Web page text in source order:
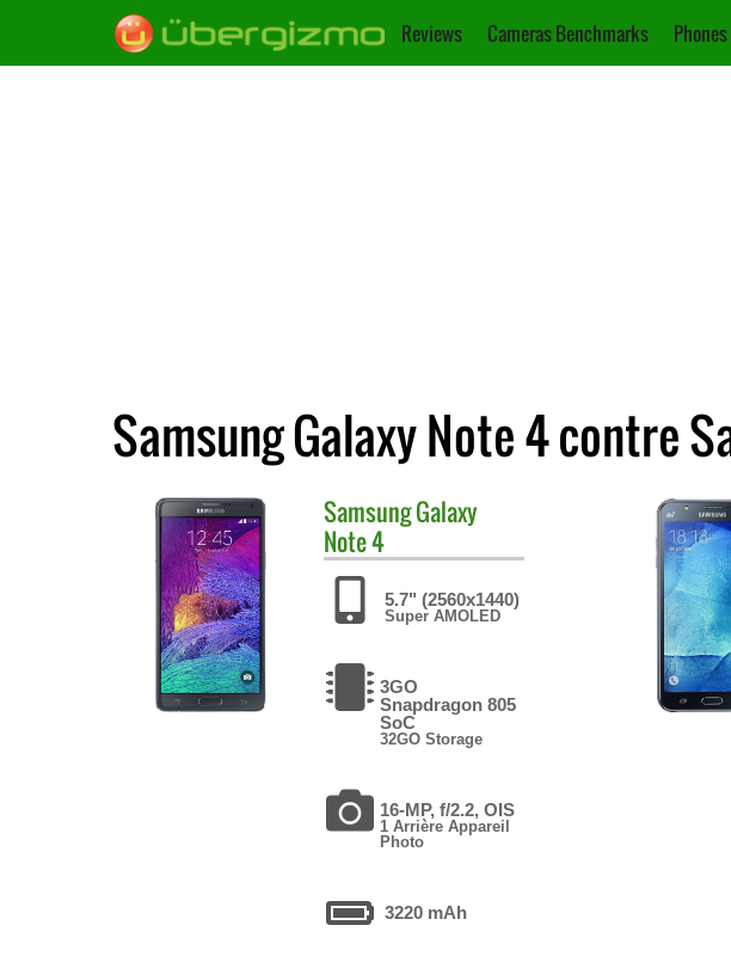
Reviews Cameras Benchmarks Phones
Samsung Galaxy Note 4 contre
SamsungGalaxy
Note 4
5.7" (2560x1440)
Super AMOLED
3GO
Snapdragon 805
SoC
32GO Storage
16-MP, f/2.2, OIS
1 Arrière Appareil
Photo
3220 mAh